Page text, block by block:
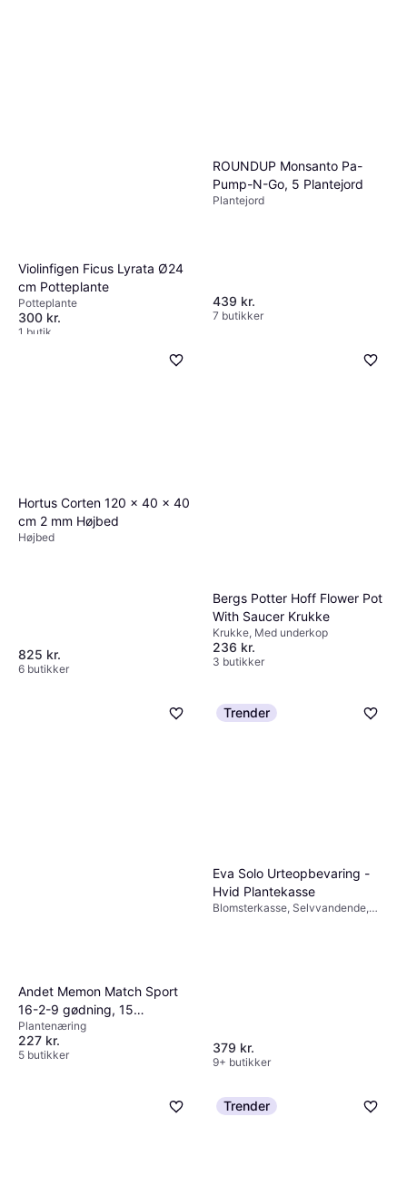
Violinfigen Ficus Lyrata Ø24
cm Potteplante
Potteplante
300 kr.
1 butik
ROUNDUP Monsanto Pa-
Pump-N-Go, 5 Plantejord
Plantejord
439 kr.
7 butikker
Hortus Corten 120 x 40 x 40
cm 2 mm Højbed
Højbed
825 kr.
6 butikker
Bergs Potter Hoff Flower Pot
With Saucer Krukke
Krukke, Med underkop
236 kr.
3 butikker
Andet Memon Match Sport
16-2-9 gødning, 15
Plantenæring
Plantenæring
227 kr.
5 butikker
Trender
Eva Solo Urteopbevaring -
Hvid Plantekasse
Blomsterkasse, Selvvandende,
379 kr.
9+ butikker
Trender